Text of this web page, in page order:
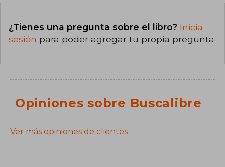
¿Tienes una pregunta sobre el libro? Inicia
sesión para poder agregar tu propia pregunta.
Opiniones sobre Buscalibre
Ver más opiniones de clientes